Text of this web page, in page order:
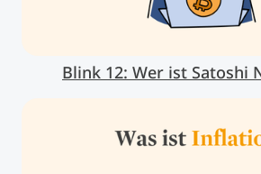
Blink 12: Wer ist Satoshi